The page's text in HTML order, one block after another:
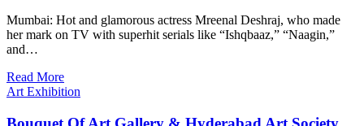
Mumbai: Hot and glamorous actress Mreenal Deshraj, who made
her mark on TV with superhit serials like “Ishqbaaz,” “Naagin,”
and…
Read More
Art Exhibition